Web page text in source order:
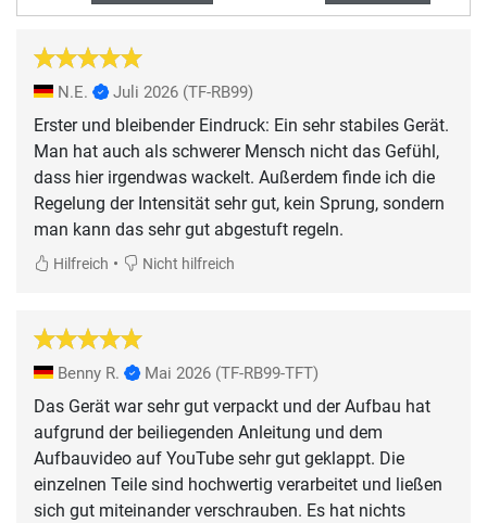
N.E. Juli 2026 (TF-RB99)
Erster und bleibender Eindruck: Ein sehr stabiles Gerät.
Man hat auch als schwerer Mensch nicht das Gefühl,
dass hier irgendwas wackelt. Außerdem finde ich die
Regelung der Intensität sehr gut, kein Sprung, sondern
man kann das sehr gut abgestuft regeln.
Hilfreich • Nicht hilfreich
Benny R. Mai 2026 (TF-RB99-TFT)
Das Gerät war sehr gut verpackt und der Aufbau hat
aufgrund der beiliegenden Anleitung und dem
Aufbauvideo auf YouTube sehr gut geklappt. Die
einzelnen Teile sind hochwertig verarbeitet und ließen
sich gut miteinander verschrauben. Es hat nichts